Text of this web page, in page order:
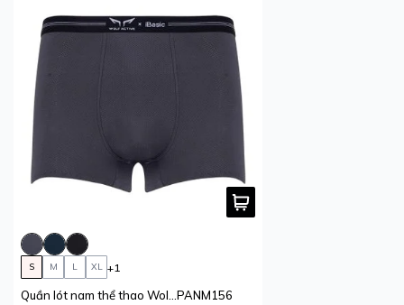
S M L XL +1
PANM156